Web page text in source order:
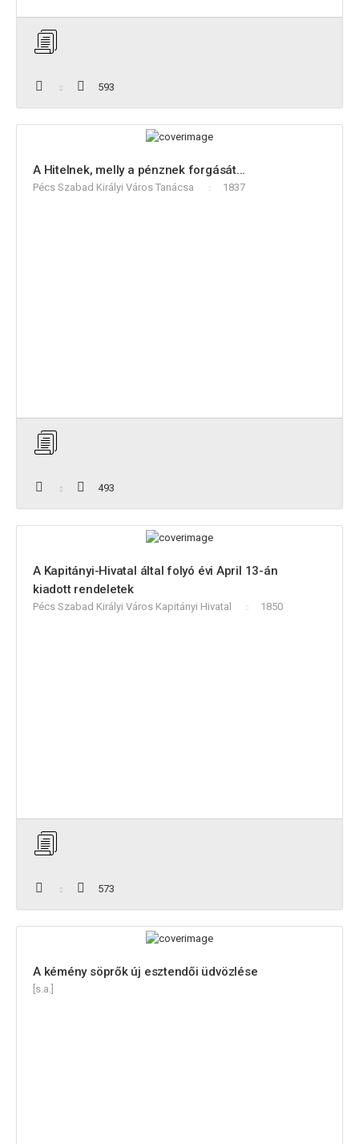
593
A Hitelnek, melly a pénznek forgását...
Pécs Szabad Királyi Város Tanácsa 1837
493
A Kapitányi-Hivatal által folyó évi April 13-án
kiadott rendeletek
Pécs Szabad Királyi Város Kapitányi Hivatal 1850
573
A kémény söprők új esztendői üdvözlése
[s.a.]